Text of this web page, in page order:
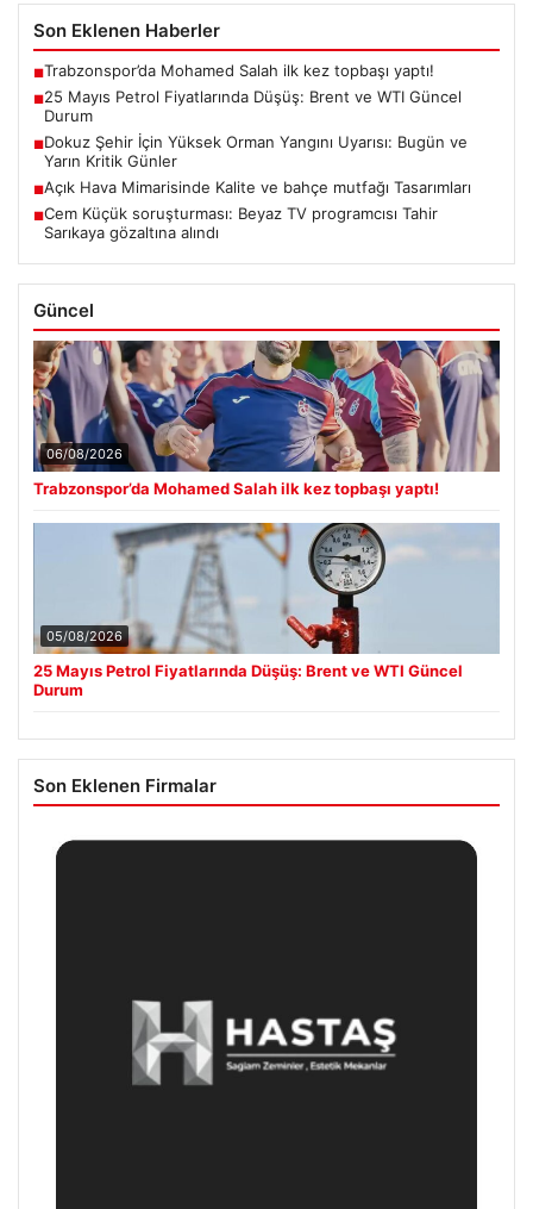
Son Eklenen Haberler
■Trabzonspor’da Mohamed Salah ilk kez topbaşı yaptı!
■25 Mayıs Petrol Fiyatlarında Düşüş: Brent ve WTI Güncel
Durum
■Dokuz Şehir İçin Yüksek Orman Yangını Uyarısı: Bugün ve
Yarın Kritik Günler
■Açık Hava Mimarisinde Kalite ve bahçe mutfağı Tasarımları
■Cem Küçük soruşturması: Beyaz TV programcısı Tahir
Sarıkaya gözaltına alındı
Güncel
06/08/2026
Trabzonspor’da Mohamed Salah ilk kez topbaşı yaptı!
05/08/2026
25 Mayıs Petrol Fiyatlarında Düşüş: Brent ve WTI Güncel
Durum
Son Eklenen Firmalar